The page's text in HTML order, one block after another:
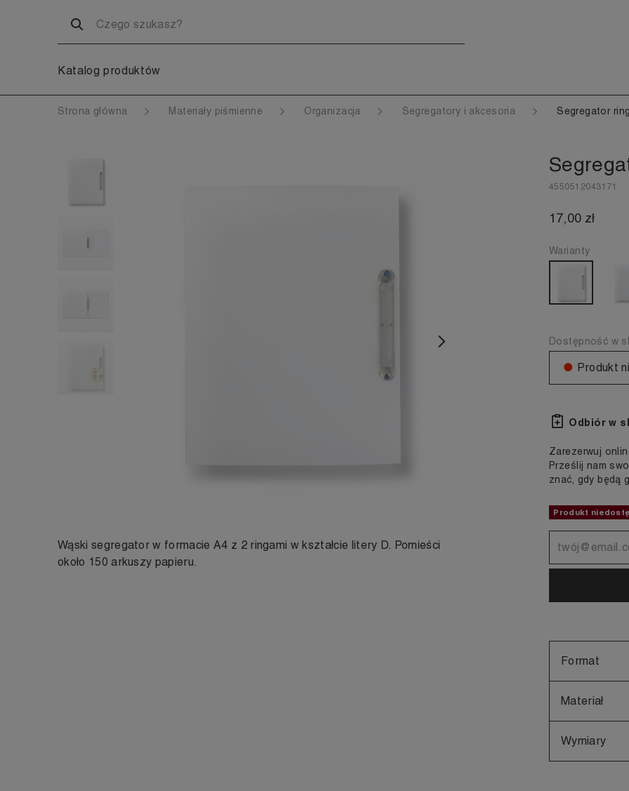
Katalog produktów
Strona główna Materiały piśmienne Organizacja Segregatory i akcesoria Segregator
Następny
Wąski segregator w formacie A4 z 2 ringami w kształcie litery D. Pomieści
około 150 arkuszy papieru.
4550512043171
17,00 zł
Warianty
Dostępność w
● Produkt
Odbiór w
Zarezerwuj
Prześlij nam
znać, gdy będą
Produkt
Format
Materiał
Wymiary